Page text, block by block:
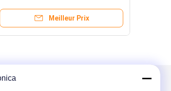
Meilleur Prix